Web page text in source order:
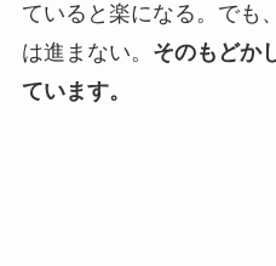
ていると楽になる。でも
は進まない。 そのもどか
ています。